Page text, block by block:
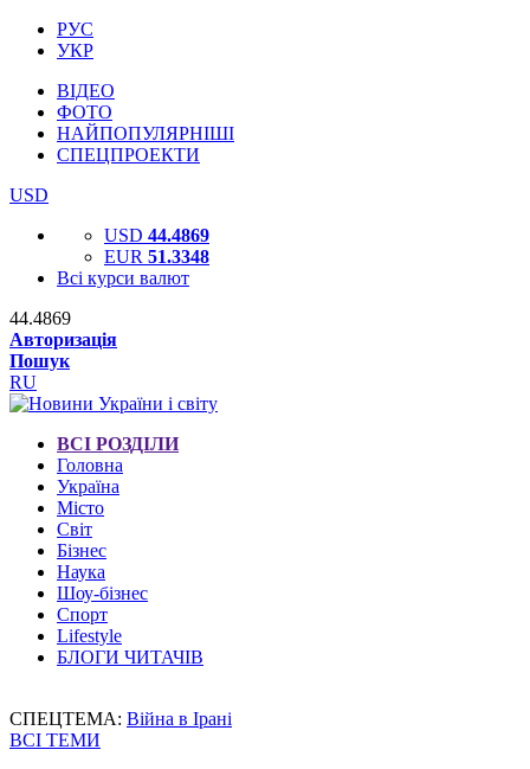
РУС
УКР
ВІДЕО
ФОТО
НАЙПОПУЛЯРНІШІ
СПЕЦПРОЕКТИ
USD
USD 44.4869
EUR 51.3348
Всі курси валют
44.4869
Авторизація
Пошук
RU
ВСІ РОЗДІЛИ
Головна
Україна
Місто
Світ
Бізнес
Наука
Шоу-бізнес
Спорт
Lifestyle
БЛОГИ ЧИТАЧІВ
СПЕЦТЕМА: Війна в Ірані
ВСІ ТЕМИ